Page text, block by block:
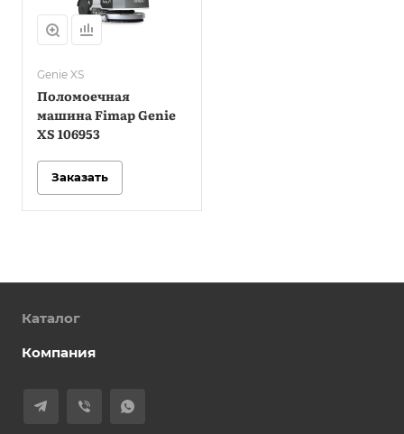
Genie XS
Поломоечная
машина Fimap Genie
XS 106953
Заказать
Каталог
Компания